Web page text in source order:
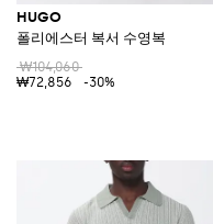
HUGO
폴리에스터 복서 수영복
₩104,060
₩72,856
-30%